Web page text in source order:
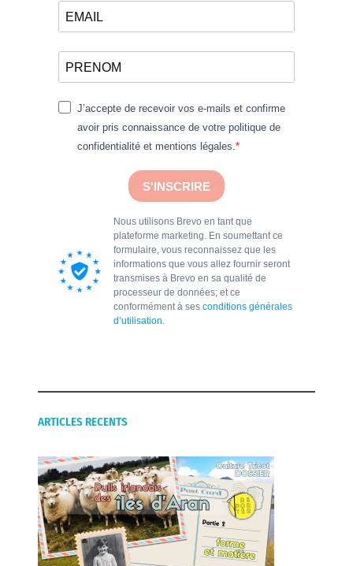
J’accepte de recevoir vos e-mails et confirme
avoir pris connaissance de votre politique de
confidentialité et mentions légales.
S'INSCRIRE
Nous utilisons Brevo en tant que
plateforme marketing. En soumettant ce
formulaire, vous reconnaissez que les
informations que vous allez fournir seront
transmises à Brevo en sa qualité de
processeur de données; et ce
conformément à ses conditions générales
d’utilisation.
ARTICLES RECENTS
Forme et matière des pulls
irlandais d’Aran